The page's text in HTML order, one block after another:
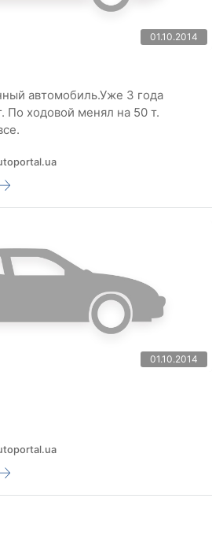
01.10.2014
автомобиль.Уже 3 года
По ходовой менял на 50 т.
01.10.2014